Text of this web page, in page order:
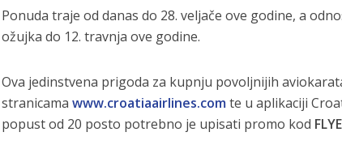
Ponuda traje od danas do 28. veljače ove godine, a
ožujka do 12. travnja ove godine.
Ova jedinstvena prigoda za kupnju povoljnijih
stranicamawww.croatiaairlines.comte u aplikaciji
popust od 20 posto potrebno je upisati promo kod